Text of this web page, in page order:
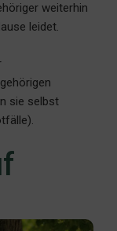
weiterhin
leidet.
sie selbst